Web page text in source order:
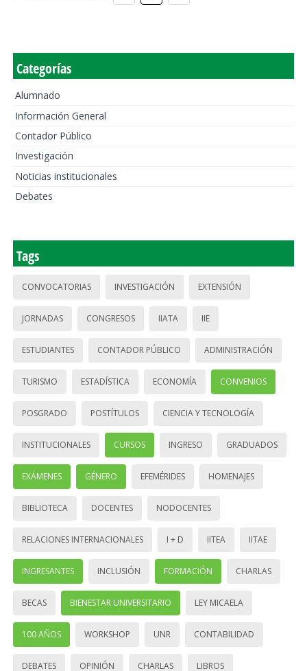
Categorías
Alumnado
Información General
Contador Público
Investigación
Noticias institucionales
Debates
Tags
CONVOCATORIAS INVESTIGACIÓN EXTENSIÓN
JORNADAS CONGRESOS IIATA IIE
ESTUDIANTES CONTADOR PÚBLICO ADMINISTRACIÓN
TURISMO ESTADÍSTICA ECONOMÍA CONVENIOS
POSGRADO POSTÍTULOS CIENCIA Y TECNOLOGÍA
INSTITUCIONALES CURSOS INGRESO GRADUADOS
EXÁMENES GÉNERO EFEMÉRIDES HOMENAJES
BIBLIOTECA DOCENTES NODOCENTES
RELACIONES INTERNACIONALES I + D IITEA IITAE
INGRESANTES INCLUSIÓN FORMACIÓN CHARLAS
BECAS BIENESTAR UNIVERSITARIO LEY MICAELA
100 AÑOS WORKSHOP UNR CONTABILIDAD
DEBATES OPINIÓN CHARLAS LIBROS